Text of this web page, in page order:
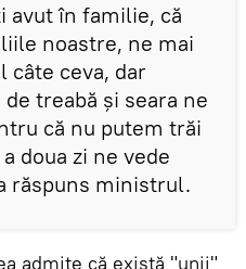
avut în familie, că
noastre, ne mai
câte ceva, dar
treabă şi seara ne
că nu putem trăi
doua zi ne vede
răspuns ministrul.
admite că există "unii"